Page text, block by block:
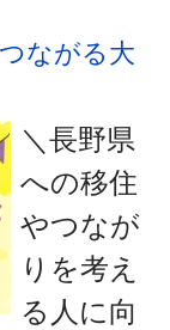
ながる大
＼長野県
への移住
やつなが
りを考え
る人に向